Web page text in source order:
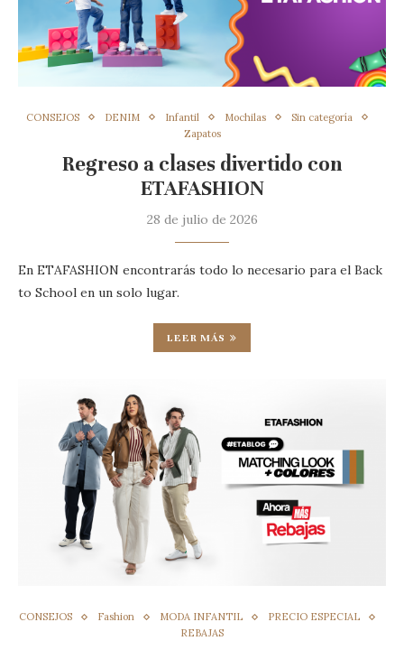
CONSEJOS DENIM Infantil Mochilas
Sin categoría
Zapatos
Regreso a clases divertido con
ETAFASHION
28 de julio de 2026
En ETAFASHION encontrarás todo lo necesario para el Back
to School en un solo lugar.
LEER MÁS
CONSEJOS Fashion MODA INFANTIL
PRECIO ESPECIAL
REBAJAS